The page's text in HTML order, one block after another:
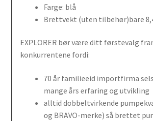
Farge: blå
Brettvekt (uten tilbehør)bare
EXPLORER bør være ditt førstevalg
konkurrentene fordi:
70 år familieeid importfirma
mange års erfaring og utvikling
alltid dobbeltvirkende
og BRAVO-merke) så brettet